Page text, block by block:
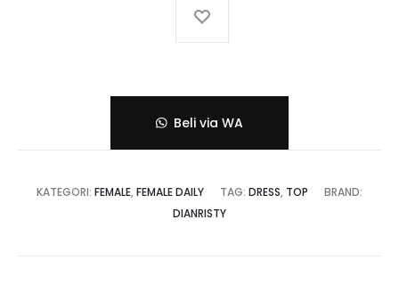
Beli via WA
KATEGORI: FEMALE, FEMALE DAILY TAG: DRESS, TOP
BRAND:
DIANRISTY